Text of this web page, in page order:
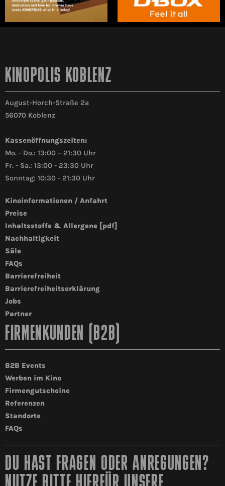
KINOPOLIS KOBLENZ
August-Horch-Straße 2a
56070 Koblenz
Kassenöffnungszeiten:
Mo. - Do.: 13:00 – 21:30 Uhr
Fr. - Sa.: 13:00 - 23:30 Uhr
Sonntag: 10:30 - 21:30 Uhr
Kinoinformationen / Anfahrt
Preise
Inhaltsstoffe & Allergene [pdf]
Nachhaltigkeit
Säle
FAQs
Barrierefreiheit
Barrierefreiheitserklärung
Jobs
Partner
FIRMENKUNDEN (B2B)
B2B Events
Werben im Kino
Firmengutscheine
Referenzen
Standorte
FAQs
DU HAST FRAGEN ODER ANREGUNGEN?